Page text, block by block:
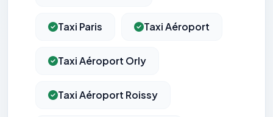
Taxi Paris Taxi Aéroport
Taxi Aéroport Orly
Taxi Aéroport Roissy